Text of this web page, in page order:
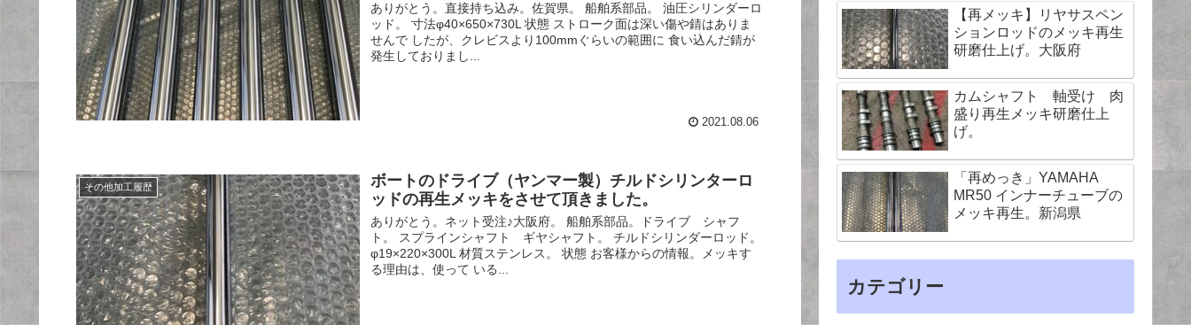
ありがとう。直接持ち込み。佐賀県。 船舶系部品。 油圧シリンダーロ
ッド。 寸法φ40×650×730L 状態 ストローク面は深い傷や錆はありま
せんで したが、クレビスより100mmぐらいの範囲に 食い込んだ錆が
発生しておりまし...
2021.08.06
その他加工履歴
ボートのドライブ（ヤンマー製）チルドシリンターロ
ッドの再生メッキをさせて頂きました。
ありがとう。ネット受注♪大阪府。 船舶系部品。ドライブ シャフ
ト。 スプラインシャフト ギヤシャフト。 チルドシリンダーロッド。
φ19×220×300L 材質ステンレス。 状態 お客様からの情報。メッキす
る理由は、使って いる...
【再メッキ】リヤサスペン
ションロッドのメッキ再生
研磨仕上げ。大阪府
カムシャフト 軸受け 肉
盛り再生メッキ研磨仕上
げ。
「再めっき」YAMAHA
MR50 インナーチューブの
メッキ再生。新潟県
カテゴリー